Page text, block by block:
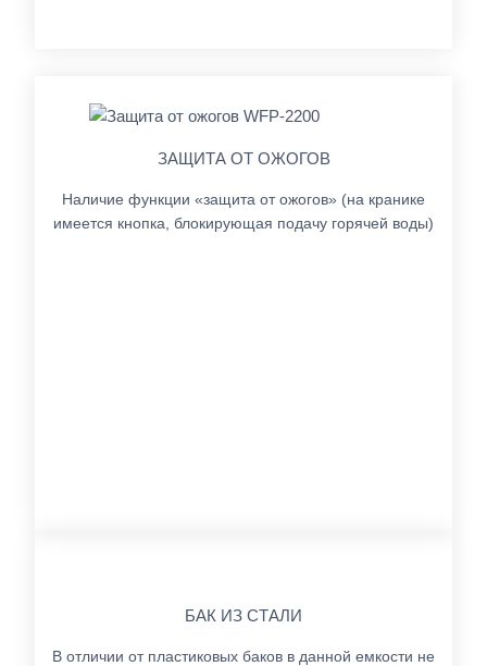
ЗАЩИТА ОТ ОЖОГОВ
Наличие функции «защита от ожогов» (на кранике
имеется кнопка, блокирующая подачу горячей воды)
БАК ИЗ СТАЛИ
В отличии от пластиковых баков в данной емкости не